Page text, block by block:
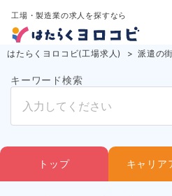
工場・製造業の求人を探すなら
はたらくヨロコビ(工場求人) 派遣の
キーワード検索
トップ キャリア